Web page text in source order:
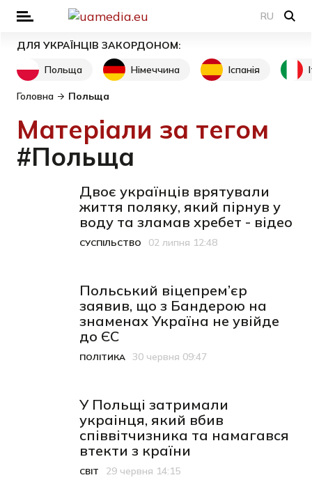
RU
ДЛЯ УКРАЇНЦІВ ЗАКОРДОНОМ:
Польща
Німеччина Іспанія
Головна Польща
Матеріали за тегом
#Польща
Двоє українців врятували
життя поляку, який пірнув у
воду та зламав хребет - відео
Категорія
СУСПІЛЬСТВО
Дата публікації02 липня 12:48
Польський віцепрем’єр
заявив, що з Бандерою на
знаменах Україна не увійде
до ЄС
Категорія
ПОЛІТИКА
Дата публікації
30 червня 09:47
У Польщі затримали
украінця, який вбив
співвітчизника та намагався
втекти з країни
Категорія
СВІТ
Дата публікації
29 червня 14:15